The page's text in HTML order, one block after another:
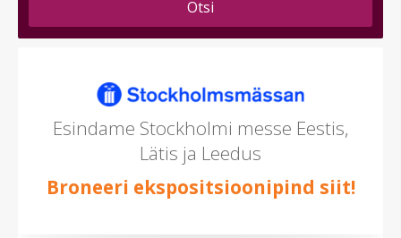
valida
Esindame Stockholmi messe Eestis,
Lätis ja Leedus
Broneeri ekspositsioonipind siit!